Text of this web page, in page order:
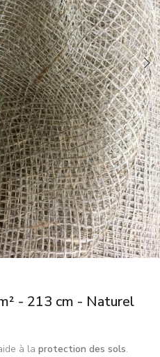
- 213 cm - Naturel
à la protection des sols.